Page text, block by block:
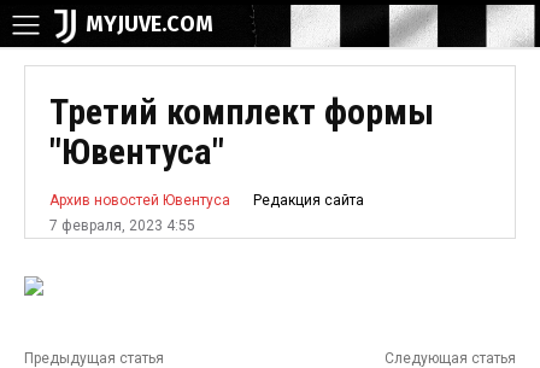
MYJUVE.COM
Третий комплект формы
"Ювентуса"
Архив новостей Ювентуса
Редакция сайта
7 февраля, 2023 4:55
Предыдущая статья Следующая статья